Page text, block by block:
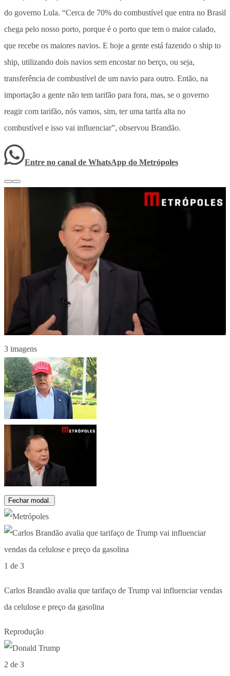
do governo Lula. “Cerca de 70% do combustível que entra no Brasil
chega pelo nosso porto, porque é o porto que tem o maior calado,
que recebe os maiores navios. E hoje a gente está fazendo o ship to
ship, utilizando dois navios sem encostar no berço, ou seja,
transferência de combustível de um navio para outro. Então, na
importação a gente não tem tarifão para fora, mas, se o governo
reagir com tarifão, nós vamos, sim, ter uma tarifa alta no
combustível e isso vai influenciar”, observou Brandão.
Entre no canal de WhatsApp do Metrópoles
3 imagens
Fechar modal.
1 de 3
Carlos Brandão avalia que tarifaço de Trump vai influenciar vendas
da celulose e preço da gasolina
Reprodução
2 de 3